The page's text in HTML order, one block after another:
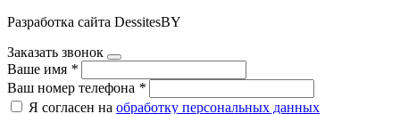
Разработка сайта DessitesBY
Заказать звонок
Ваше имя *
Ваш номер телефона *
Я согласен на обработку персональных данных